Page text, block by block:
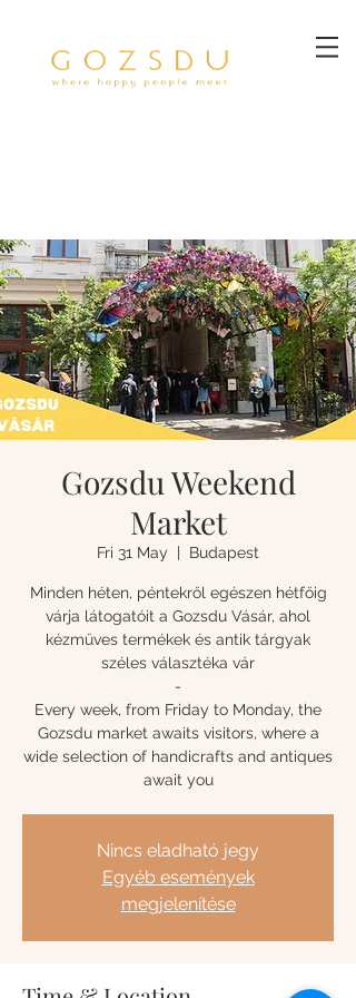
Gozsdu Weekend
Market
Fri 31 May
  |
Budapest
Minden héten, péntekről egészen hétfőig
várja látogatóit a Gozsdu Vásár, ahol
kézműves termékek és antik tárgyak
széles választéka vár
-
Every week, from Friday to Monday, the
Gozsdu market awaits visitors, where a
wide selection of handicrafts and antiques
await you
Nincs eladható jegy
Egyéb események
megjelenítése